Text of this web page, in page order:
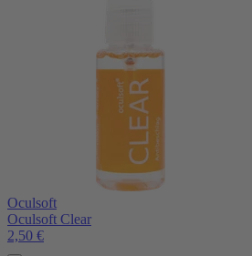
Oculsoft
Oculsoft Clear
2,50 €